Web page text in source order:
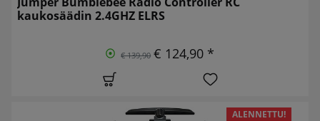
kaukosäädin 2.4GHZ ELRS
€ 139,90 € 124,90 *
ALENNETTU!